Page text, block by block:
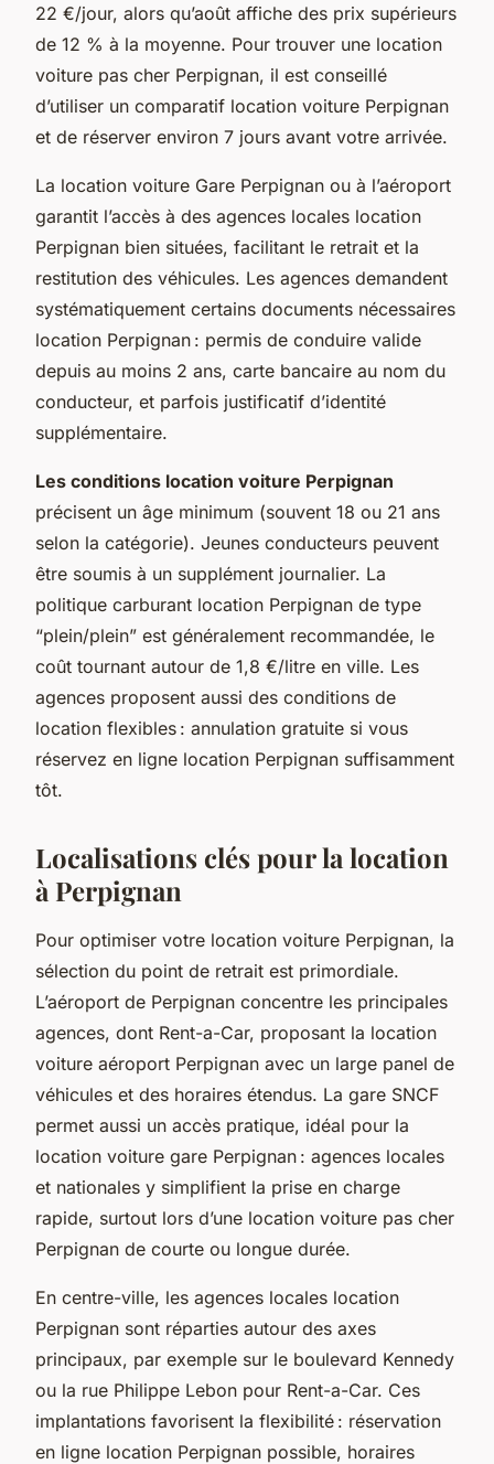
22 €/jour, alors qu’août affiche des prix supérieurs
de 12 % à la moyenne. Pour trouver une location
voiture pas cher Perpignan, il est conseillé
d’utiliser un comparatif location voiture Perpignan
et de réserver environ 7 jours avant votre arrivée.
La location voiture Gare Perpignan ou à l’aéroport
garantit l’accès à des agences locales location
Perpignan bien situées, facilitant le retrait et la
restitution des véhicules. Les agences demandent
systématiquement certains documents nécessaires
location Perpignan : permis de conduire valide
depuis au moins 2 ans, carte bancaire au nom du
conducteur, et parfois justificatif d’identité
supplémentaire.
Les conditions location voiture Perpignan
précisent un âge minimum (souvent 18 ou 21 ans
selon la catégorie). Jeunes conducteurs peuvent
être soumis à un supplément journalier. La
politique carburant location Perpignan de type
“plein/plein” est généralement recommandée, le
coût tournant autour de 1,8 €/litre en ville. Les
agences proposent aussi des conditions de
location flexibles : annulation gratuite si vous
réservez en ligne location Perpignan suffisamment
tôt.
Localisations clés pour la location
à Perpignan
Pour optimiser votre location voiture Perpignan, la
sélection du point de retrait est primordiale.
L’aéroport de Perpignan concentre les principales
agences, dont Rent-a-Car, proposant la location
voiture aéroport Perpignan avec un large panel de
véhicules et des horaires étendus. La gare SNCF
permet aussi un accès pratique, idéal pour la
location voiture gare Perpignan : agences locales
et nationales y simplifient la prise en charge
rapide, surtout lors d’une location voiture pas cher
Perpignan de courte ou longue durée.
En centre-ville, les agences locales location
Perpignan sont réparties autour des axes
principaux, par exemple sur le boulevard Kennedy
ou la rue Philippe Lebon pour Rent-a-Car. Ces
implantations favorisent la flexibilité : réservation
en ligne location Perpignan possible, horaires